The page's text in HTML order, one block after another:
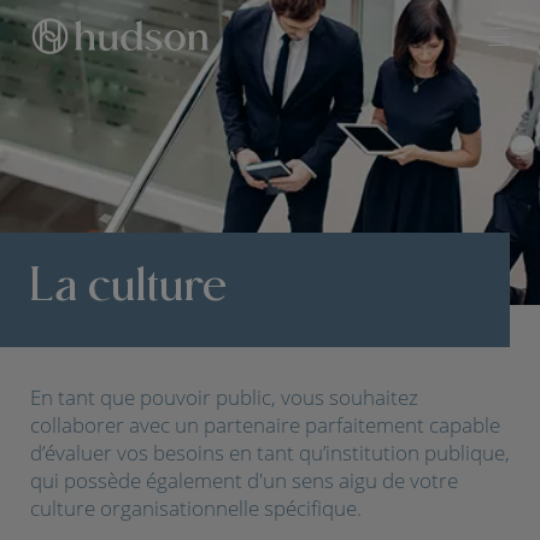
La culture
En tant que pouvoir public, vous souhaitez
collaborer avec un partenaire parfaitement capable
d’évaluer vos besoins en tant qu’institution publique,
qui possède également d'un sens aigu de votre
culture organisationnelle spécifique.